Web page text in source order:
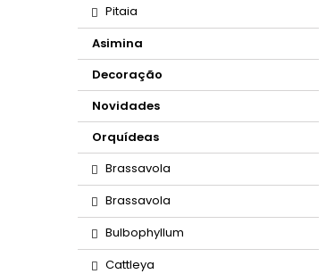
Pitaia
Asimina
Decoração
Novidades
Orquídeas
Brassavola
Brassavola
Bulbophyllum
Cattleya